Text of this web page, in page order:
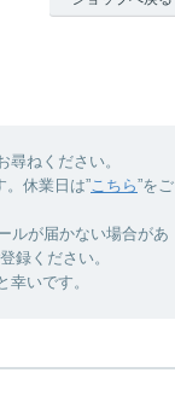
ねください。
休業日は”こちら”をご
ルが届かない場合があ
録ください。
いです。